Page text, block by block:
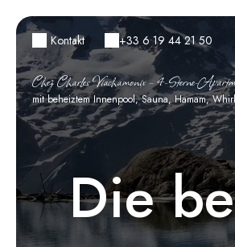
Kontakt +33 6 19 44 21 50
Chez Charles Viachamonix – 4-Sterne-
mit beheiztem Innenpool, Sauna, Hamam,
Die